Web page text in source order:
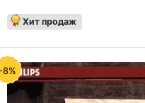
классиками и
представлен в боксе не
полноцветный буклет с
и музыкального
краткими
фотографиями каждого
Хит продаж
8%